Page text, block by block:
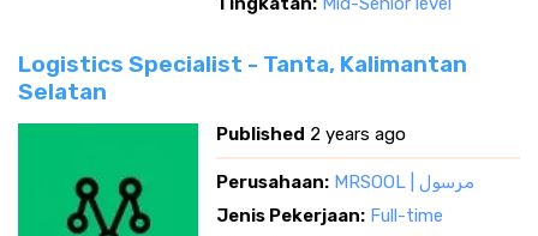
Logistics Specialist - Tanta, Kalimantan
Selatan
Published 2 years ago
Perusahaan:
MRSOOL | مرسول
Jenis Pekerjaan: Full-time